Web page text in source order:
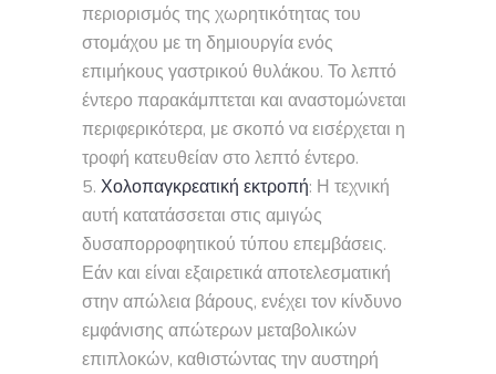
περιορισμός της χωρητικότητας του
στομάχου με τη δημιουργία ενός
επιμήκους γαστρικού θυλάκου. Το λεπτό
έντερο παρακάμπτεται και αναστομώνεται
περιφερικότερα, με σκοπό να εισέρχεται η
τροφή κατευθείαν στο λεπτό έντερο.
Χολοπαγκρεατική εκτροπή: Η τεχνική
αυτή κατατάσσεται στις αμιγώς
δυσαπορροφητικού τύπου επεμβάσεις.
Εάν και είναι εξαιρετικά αποτελεσματική
στην απώλεια βάρους, ενέχει τον κίνδυνο
εμφάνισης απώτερων μεταβολικών
επιπλοκών, καθιστώντας την αυστηρή